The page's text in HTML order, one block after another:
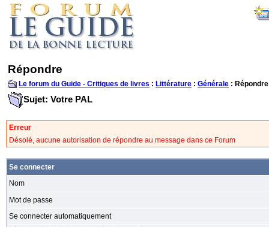
Répondre
Le forum du Guide - Critiques de livres : Littérature : Générale : Répondre
Sujet: Votre PAL
Erreur
Désolé, aucune autorisation de répondre au message dans ce Forum
Se connecter
Nom
Mot de passe
Se connecter automatiquement